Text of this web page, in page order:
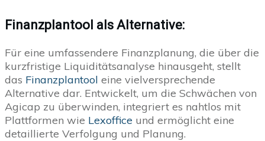
Finanzplantool als Alternative:
Für eine umfassendere Finanzplanung, die über die
kurzfristige Liquiditätsanalyse hinausgeht, stellt
das Finanzplantool eine vielversprechende
Alternative dar. Entwickelt, um die Schwächen von
Agicap zu überwinden, integriert es nahtlos mit
Plattformen wie Lexoffice und ermöglicht eine
detaillierte Verfolgung und Planung.